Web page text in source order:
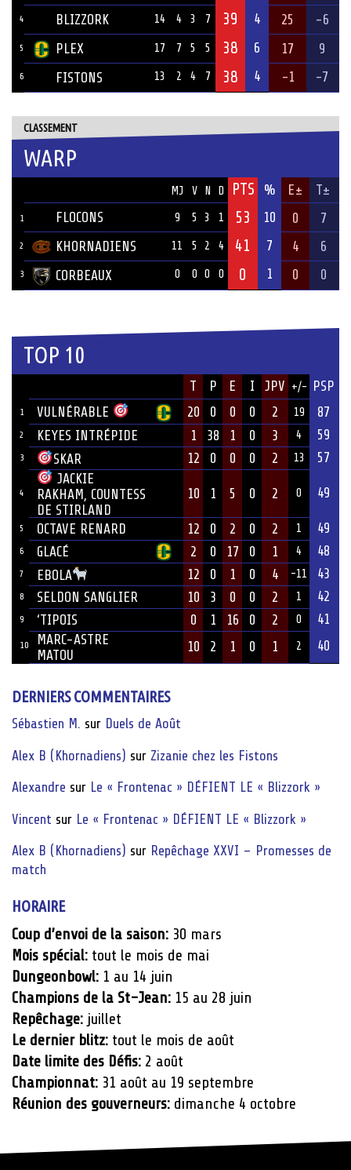
4 BLIZZORK 14 4 3 7 39 4 25 -6
5 PLEX 17 7 5 5 38 6 17 9
6 FISTONS 13 2 4 7 38 4 -1 -7
CLASSEMENT
WARP
MJ V N D PTS % E± T±
1 FLOCONS 9 5 3 1 53 10 0 7
2 KHORNADIENS 11 5 2 4 41 7 4 6
3 CORBEAUX 0 0 0 0 0 1 0 0
TOP 10
T P E I JPV +/- PSP
1 VULNÉRABLE 20 0 0 0 2 19 87
2 KEYES INTRÉPIDE 1 38 1 0 3 4 59
3 SKAR 12 0 0 0 2 13 57
4
JACKIE
RAKHAM, COUNTESS
DE STIRLAND
10 1 5 0 2 0 49
5 OCTAVE RENARD 12 0 2 0 2 1 49
6 GLACÉ 2 0 17 0 1 4 48
7 EBOLA 12 0 1 0 4 -11 43
8 SELDON SANGLIER 10 3 0 0 2 1 42
9 ‘TIPOIS 0 1 16 0 2 0 41
10
MARC-ASTRE
MATOU
10 2 1 0 1 2 40
DERNIERS COMMENTAIRES
Sébastien M. sur Duels de Août
Alex B (Khornadiens) sur Zizanie chez les Fistons
Alexandre sur Le « Frontenac » DÉFIENT LE « Blizzork »
Vincent sur Le « Frontenac » DÉFIENT LE « Blizzork »
Alex B (Khornadiens) sur Repêchage XXVI – Promesses de
match
HORAIRE
Coup d’envoi de la saison: 30 mars
Mois spécial: tout le mois de mai
Dungeonbowl: 1 au 14 juin
Champions de la St-Jean: 15 au 28 juin
Repêchage: juillet
Le dernier blitz: tout le mois de août
Date limite des Défis: 2 août
Championnat: 31 août au 19 septembre
Réunion des gouverneurs: dimanche 4 octobre